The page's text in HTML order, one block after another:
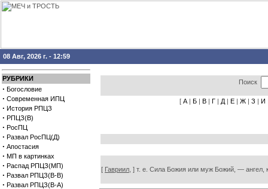
08 Авг, 2026 г. - 12:59
РУБРИКИ
· Богословие
· Современная ИПЦ
· История РПЦЗ
· РПЦЗ(В)
· РосПЦ
· Развал РосПЦ(Д)
· Апостасия
· МП в картинках
· Распад РПЦЗ(МП)
· Развал РПЦЗ(В-В)
· Развал РПЦЗ(В-А)
Поиск
[ А | Б | В | Г | Д | Е | Ж | З | И
[ Гавриил, ] т. е. Сила Божия или муж Божий, — ангел,